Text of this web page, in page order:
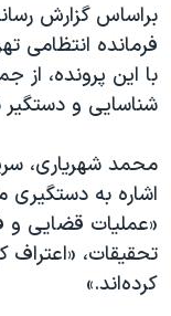
قانون شفافیت
اعتراضات مردمی
اسرائیل در جنگ
نرگس محمدی برنده
همایش
صفحه‌های ویژه
سفر پرزیدنت
براساس گزارش
فرمانده انتظامی
با این پرونده، از
شناسایی و دستگیر
محمد شهریاری،
اشاره به دستگیری
«عملیات قضایی و
تحقیقات، «اعتراف
کرده‌اند.»